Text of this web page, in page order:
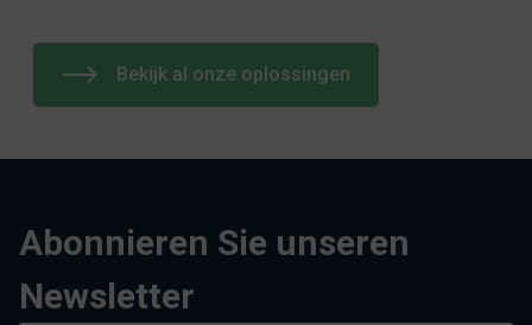
Bekijk al onze oplossingen
Abonnieren Sie unseren
Newsletter